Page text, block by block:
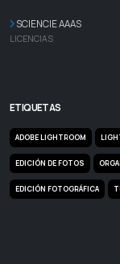
SCIENCIE AAAS
LICENCIAS
ETIQUETAS
ADOBE LIGHTROOM
EDICIÓN DE FOTOS
EDICIÓN FOTOGRÁFICA